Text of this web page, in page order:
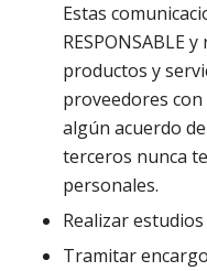
Estas
RESPONSABLE
productos y
proveedores con
algún acuerdo
terceros nunca
personales.
Realizar
Tramitar